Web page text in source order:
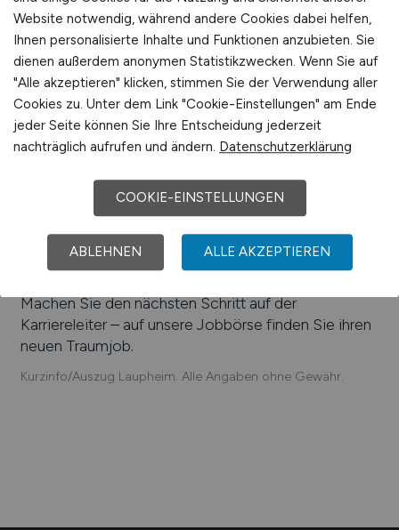
Käsewerk GmbH, Kässbohrer Geländefahrzeug AG,
Uhlmann Pac-Systeme GmbH & Co. KG
Headquarter, Colep Laupheim GmbH & Co. KG,
Hamann Motorsport GmbH, Rayher Hobby GmbH,
Diehl Aviation Laupheim, Rentschler Biopharma SE,
SchwabenMalz GmbH, Th. Kekeisen GmbH & Co.
KG, Nic Spiel + Art GmbH, Bauunternehmen
Einfach online aktuelle Stellenangebote in
und Umgebung suchen. Informieren Sie sich auf
unserem Stellenmarkt über Jobangebote und
Karriereperspektiven in
Laupheim.
Machen Sie den nächsten Schritt auf der
Karriereleiter – auf unsere Jobbörse finden Sie ihren
neuen Traumjob.
Kurzinfo/Auszug Laupheim. Alle Angaben ohne Gewähr.
Website notwendig, während andere Cookies dabei helfen,
Ihnen personalisierte Inhalte und Funktionen anzubieten. Sie
dienen außerdem anonymen Statistikzwecken. Wenn Sie auf
"Alle akzeptieren" klicken, stimmen Sie der Verwendung aller
Cookies zu. Unter dem Link "Cookie-Einstellungen" am Ende
jeder Seite können Sie Ihre Entscheidung jederzeit
nachträglich aufrufen und ändern. Datenschutzerklärung
COOKIE-EINSTELLUNGEN
ABLEHNEN ALLE AKZEPTIEREN